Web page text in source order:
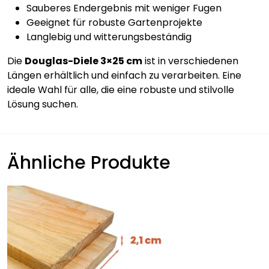
Sauberes Endergebnis mit weniger Fugen
Geeignet für robuste Gartenprojekte
Langlebig und witterungsbeständig
Die Douglas-Diele 3×25 cmist in verschiedenen
Längen erhältlich und einfach zu verarbeiten. Eine
ideale Wahl für alle, die eine robuste und stilvolle
Lösung suchen.
Ähnliche Produkte
Dieses
Produkt
weist
mehrere
Varianten
auf.